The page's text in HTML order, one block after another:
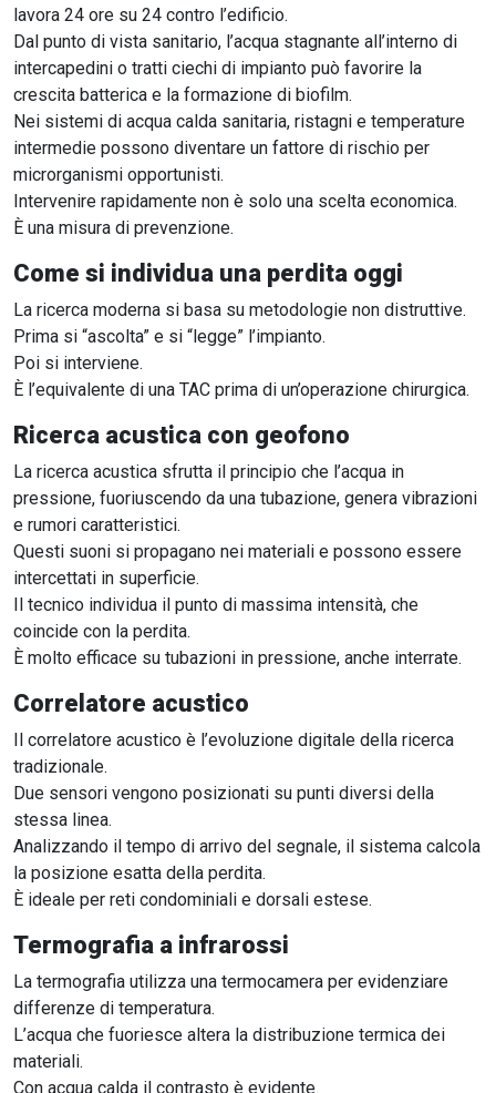
lavora 24 ore su 24 contro l’edificio.
Dal punto di vista sanitario, l’acqua stagnante all’interno di
intercapedini o tratti ciechi di impianto può favorire la
crescita batterica e la formazione di biofilm.
Nei sistemi di acqua calda sanitaria, ristagni e temperature
intermedie possono diventare un fattore di rischio per
microrganismi opportunisti.
Intervenire rapidamente non è solo una scelta economica.
È una misura di prevenzione.
Come si individua una perdita oggi
La ricerca moderna si basa su metodologie non distruttive.
Prima si “ascolta” e si “legge” l’impianto.
Poi si interviene.
È l’equivalente di una TAC prima di un’operazione chirurgica.
Ricerca acustica con geofono
La ricerca acustica sfrutta il principio che l’acqua in
pressione, fuoriuscendo da una tubazione, genera vibrazioni
e rumori caratteristici.
Questi suoni si propagano nei materiali e possono essere
intercettati in superficie.
Il tecnico individua il punto di massima intensità, che
coincide con la perdita.
È molto efficace su tubazioni in pressione, anche interrate.
Correlatore acustico
Il correlatore acustico è l’evoluzione digitale della ricerca
tradizionale.
Due sensori vengono posizionati su punti diversi della
stessa linea.
Analizzando il tempo di arrivo del segnale, il sistema calcola
la posizione esatta della perdita.
È ideale per reti condominiali e dorsali estese.
Termografia a infrarossi
La termografia utilizza una termocamera per evidenziare
differenze di temperatura.
L’acqua che fuoriesce altera la distribuzione termica dei
materiali.
Con acqua calda il contrasto è evidente.